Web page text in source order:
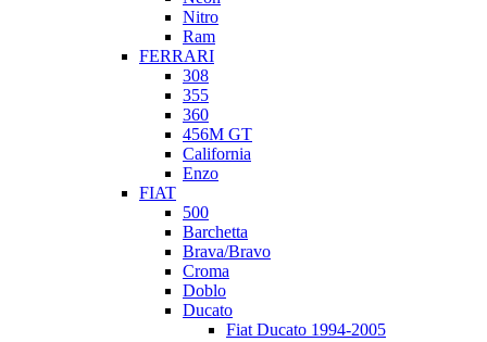
Nitro
Ram
FERRARI
308
355
360
456M GT
California
Enzo
FIAT
500
Barchetta
Brava/Bravo
Croma
Doblo
Ducato
Fiat Ducato 1994-2005